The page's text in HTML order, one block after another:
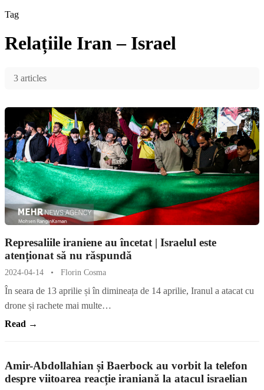
Tag
Relațiile Iran – Israel
3 articles
Represaliile iraniene au încetat | Israelul este
atenționat să nu răspundă
2024-04-14 • Florin Cosma
În seara de 13 aprilie și în dimineața de 14 aprilie, Iranul a atacat cu
drone și rachete mai multe…
Read →
Amir-Abdollahian și Baerbock au vorbit la telefon
despre viitoarea reacție iraniană la atacul israelian